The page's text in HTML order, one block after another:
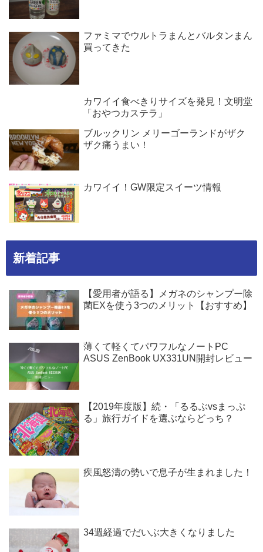
ファミマでウルトラまんとバルタンまん
買ってきた
カワイイ食べきりサイズを発見！文明堂
「おやつカステラ」
ブルックリン メリーゴーランドがザク
ザク痛うまい！
カワイイ！GW限定スイーツ情報
新着記事
【愛用者が語る】メガネのシャンプー除
菌EXを使う3つのメリット【おすすめ】
薄くて軽くてパワフルなノートPC
ASUS ZenBook UX331UN開封レビュー
【2019年度版】続・「るるぶvsまっぷ
る」旅行ガイドを選ぶならどっち？
疾風怒濤の勢いで息子が生まれました！
34週経過でだいぶ大きくなりました